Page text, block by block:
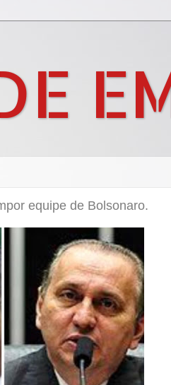
equipe de Bolsonaro.